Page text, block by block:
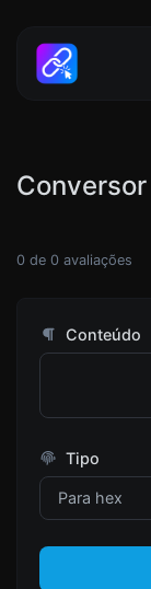
0 de 0 avaliações
Conteúdo
Tipo